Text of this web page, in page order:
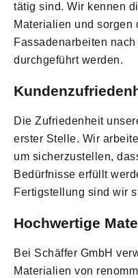
tätig sind. Wir kennen
Materialien und sorgen
Fassadenarbeiten
durchgeführt werden.
Die Zufriedenheit
erster Stelle. Wir
um sicherzustellen,
Bedürfnisse erfüllt
Fertigstellung sind wir
Hochwertige
Bei Schäffer GmbH
Materialien von